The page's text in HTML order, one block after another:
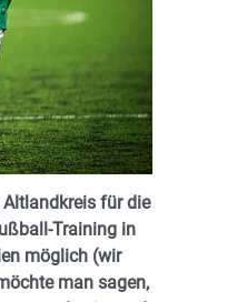
für die
Training in
möglich (wir
man sagen,